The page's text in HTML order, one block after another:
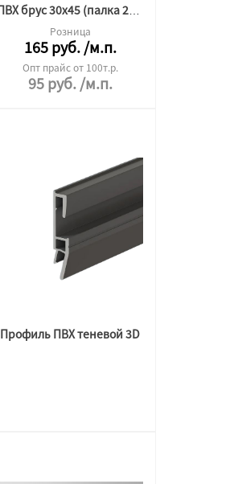
Розница
165 руб. /м.п.
Опт прайс от 100т.р.
95 руб. /м.п.
Профиль ПВХ теневой 3D